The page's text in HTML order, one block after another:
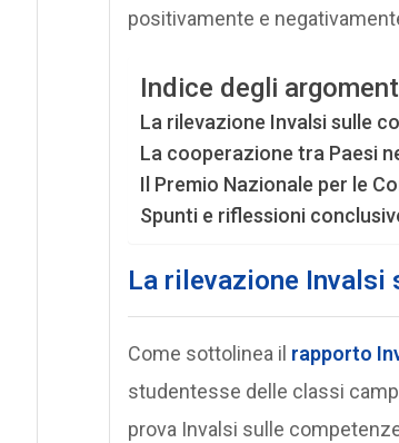
positivamente e
Indice degli
La rilevazione Invalsi sulle
La cooperazione tra Paesi
Il Premio Nazionale per le
Spunti e riflessioni
La rilevazione Invalsi
Come sottolinea il rapporto
studentesse delle classi
prova Invalsi sulle